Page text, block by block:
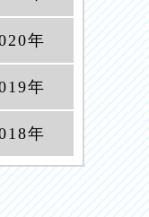
年
年
年